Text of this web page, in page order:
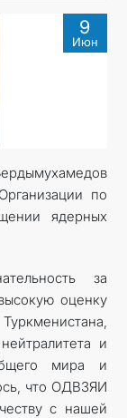
9
Июн
по
ядерных
за
оценку
и
мира и
что ОДВЗЯИ
с нашей